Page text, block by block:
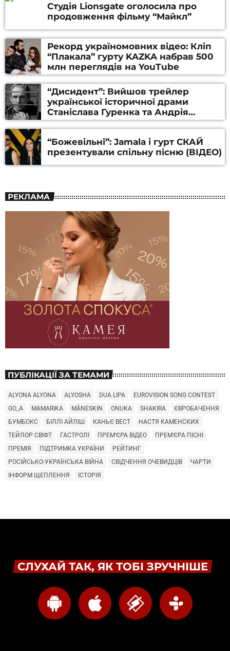
Студія Lionsgate оголосила про
продовження фільму “Майкл”
Рекорд україномовних відео: Кліп
“Плакала” гурту KAZKA набрав 500
млн переглядів на YouTube
“Дисидент”: Вийшов трейлер
української історичної драми
Станіслава Гуренка та Андрія
Алфьорова (ВІДЕО)
“Божевільні”: Jamala і гурт СКАЙ
презентували спільну пісню (ВІДЕО)
РЕКЛАМА
ПУБЛІКАЦІЇ ЗА ТЕМАМИ
ALYONA ALYONA ALYOSHA DUA LIPA
EUROVISION SONG CONTEST
GO_A
MAMARIKA MÅNESKIN ONUKA SHAKIRA
ЄВРОБАЧЕННЯ
БУМБОКС
БІЛЛІ АЙЛІШ КАНЬЄ ВЕСТ
НАСТЯ КАМЕНСКИХ
ТЕЙЛОР СВІФТ
ГАСТРОЛІ ПРЕМ'ЄРА ВІДЕО
ПРЕМ'ЄРА ПІСНІ
ПРЕМІЯ
ПІДТРИМКА УКРАЇНИ
РЕЙТИНГ
РОСІЙСЬКО-УКРАЇНСЬКА ВІЙНА
СВІДЧЕННЯ ОЧЕВИДЦІВ
ЧАРТИ
ІНФОРМ ЩЕПЛЕННЯ
ІСТОРІЯ
СЛУХАЙ ТАК, ЯК ТОБІ ЗРУЧНІШЕ